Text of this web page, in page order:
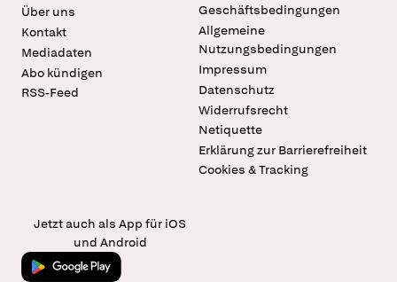
Über uns
Kontakt
Mediadaten
Abo kündigen
RSS-Feed
Geschäftsbedingungen
Allgemeine
Nutzungsbedingungen
Impressum
Datenschutz
Widerrufsrecht
Netiquette
Erklärung zur Barrierefreiheit
Cookies & Tracking
Jetzt auch als App für iOS
und Android
Jetzt bei Google Play